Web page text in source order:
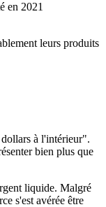
en 2021
leurs produits
dollars à l'intérieur".
bien plus que
liquide. Malgré
s'est avérée être